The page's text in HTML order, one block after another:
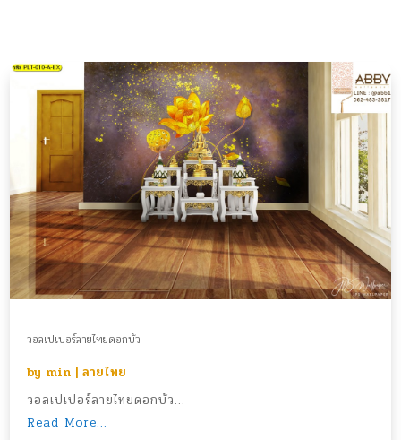
วอลเปเปอร์ลายไทยดอกบัว
by min |ลายไทย
วอลเปเปอร์ลายไทยดอกบัว...
Read More...